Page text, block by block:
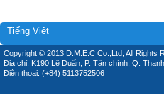
Tiếng Việt
Copyright © 2013 D.M.E.C Co.,Ltd, All Rights
Địa chỉ: K190 Lê Duẩn, P. Tân chính, Q.
Điện thoại: (+84) 5113752506